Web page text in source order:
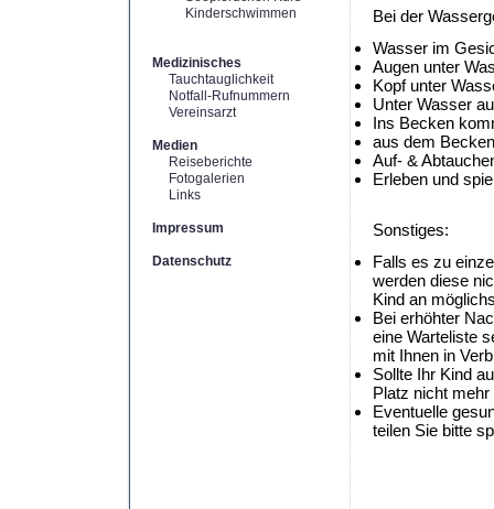
Kinderschwimmen
Medizinisches
Tauchtauglichkeit
Notfall-Rufnummern
Vereinsarzt
Medien
Reiseberichte
Fotogalerien
Links
Impressum
Datenschutz
Bei der
Wasser im
Augen unter
Kopf unter
Unter Wasser
Ins Becken
aus dem
Auf- &
Erleben und
Sonstiges:
Falls es zu
werden diese
Kind an
Bei erhöhter
eine Warteliste
mit Ihnen in
Sollte Ihr Kind
Platz nicht
Eventuelle
teilen Sie bitte